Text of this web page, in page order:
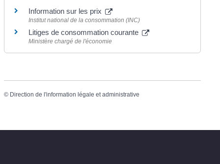
Information sur les prix
Institut national de la consommation (INC)
Litiges de consommation courante
Ministère chargé de l'économie
© Direction de l'information légale et administrative